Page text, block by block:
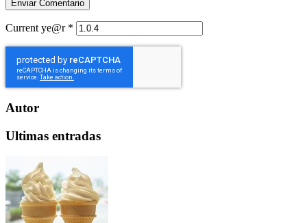
Current ye@r *
Autor
Ultimas entradas